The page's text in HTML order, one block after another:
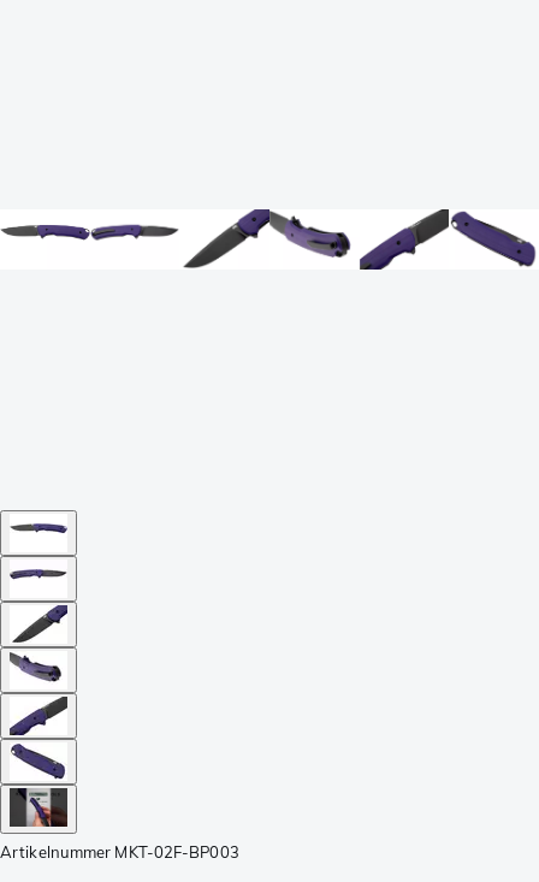
Artikelnummer MKT-02F-BP003